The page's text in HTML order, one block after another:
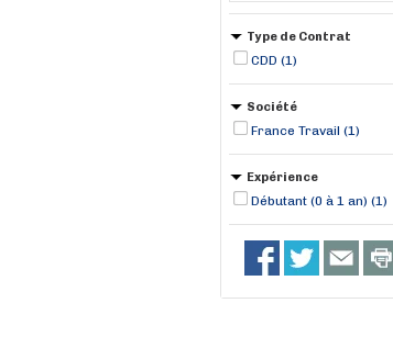
Type de Contrat
CDD (1)
Société
France Travail (1)
Expérience
Débutant (0 à 1 an) (1)